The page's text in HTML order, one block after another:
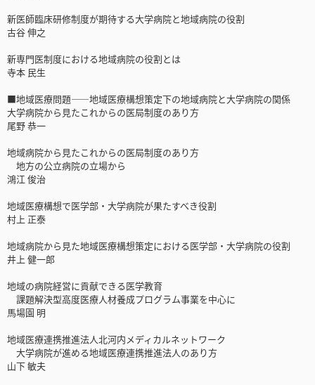
新医師臨床研修制度が期待する大学病院と地域病院の役割
古谷 伸之
新専門医制度における地域病院の役割とは
寺本 民生
■地域医療問題――地域医療構想策定下の地域病院と大学病院の関係
大学病院から見たこれからの医局制度のあり方
尾野 恭一
地域病院から見たこれからの医局制度のあり方
地方の公立病院の立場から
鴻江 俊治
地域医療構想で医学部・大学病院が果たすべき役割
村上 正泰
地域病院から見た地域医療構想策定における医学部・大学病院の役割
井上 健一郎
地域の病院経営に貢献できる医学教育
課題解決型高度医療人材養成プログラム事業を中心に
馬場園 明
地域医療連携推進法人北河内メディカルネットワーク
大学病院が進める地域医療連携推進法人のあり方
山下 敏夫